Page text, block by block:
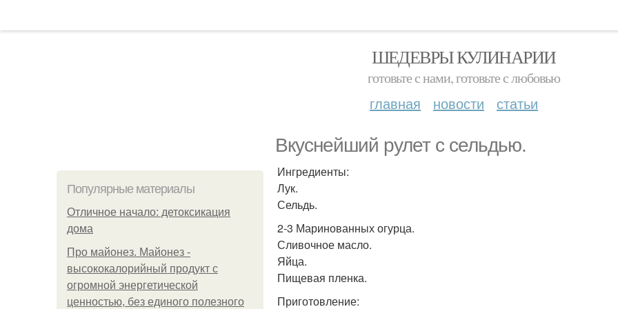
ШЕДЕВРЫ КУЛИНАРИИ
готовьте с нами, готовьте с любовью
главная новости статьи
Вкуснейший рулет с сельдью.
Популярные материалы
Отличное начало: детоксикация
дома
Про майонез. Майонез -
высококалорийный продукт с
огромной энергетической
ценностью, без единого полезного
Ингредиенты:
Лук.
Сельдь.
2-3 Маринованных огурца.
Сливочное масло.
Яйца.
Пищевая пленка.
Приготовление: